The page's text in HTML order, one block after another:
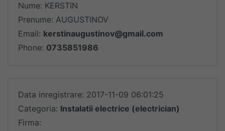
Nume: KERSTIN
Prenume: AUGUSTINOV
Email: kerstinaugustinov@gmail.com
Phone: 0735851986
Data inregistrare: 2017-11-09 06:01:25
Categoria: Instalatii electrice (electrician)
Firma: